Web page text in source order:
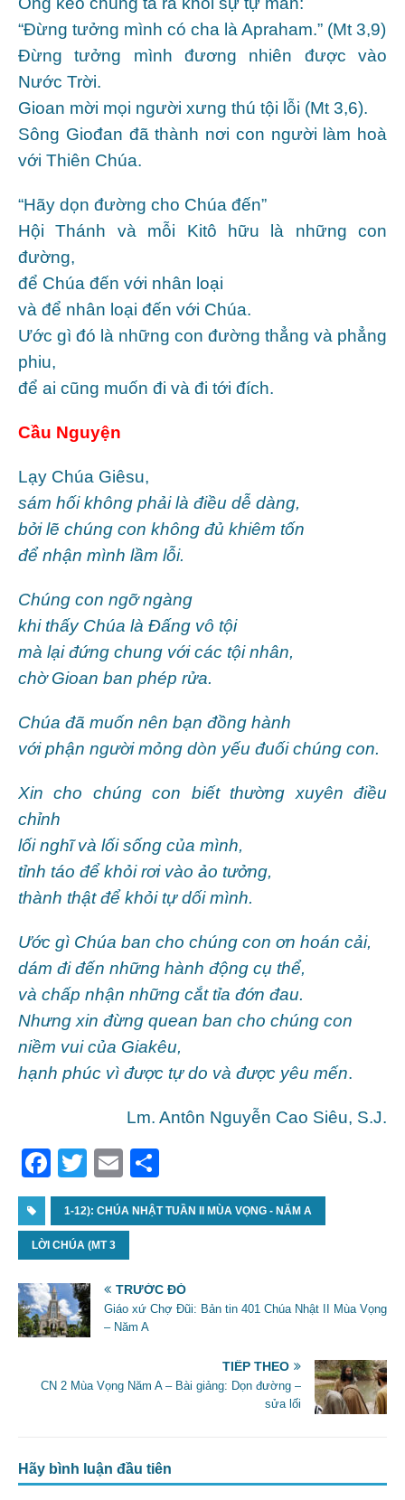
“Ðừng tưởng mình có cha là Apraham.” (Mt 3,9)
Ðừng tưởng mình đương nhiên được vào
Nước Trời.
Gioan mời mọi người xưng thú tội lỗi (Mt 3,6).
Sông Giođan đã thành nơi con người làm hoà
với Thiên Chúa.
“Hãy dọn đường cho Chúa đến”
Hội Thánh và mỗi Kitô hữu là những con
đường,
để Chúa đến với nhân loại
và để nhân loại đến với Chúa.
Ước gì đó là những con đường thẳng và phẳng
phiu,
để ai cũng muốn đi và đi tới đích.
Cầu Nguyện
Lạy Chúa Giêsu,
sám hối không phải là điều dễ dàng,
bởi lẽ chúng con không đủ khiêm tốn
để nhận mình lầm lỗi.
Chúng con ngỡ ngàng
khi thấy Chúa là Ðấng vô tội
mà lại đứng chung với các tội nhân,
chờ Gioan ban phép rửa.
Chúa đã muốn nên bạn đồng hành
với phận người mỏng dòn yếu đuối chúng con.
Xin cho chúng con biết thường xuyên điều
chỉnh
lối nghĩ và lối sống của mình,
tỉnh táo để khỏi rơi vào ảo tưởng,
thành thật để khỏi tự dối mình.
Ước gì Chúa ban cho chúng con ơn hoán cải,
dám đi đến những hành động cụ thể,
và chấp nhận những cắt tỉa đớn đau.
Nhưng xin đừng quean ban cho chúng con
niềm vui của Giakêu,
hạnh phúc vì được tự do và được yêu mến.
Lm. Antôn Nguyễn Cao Siêu, S.J.
F
a
c
e
b
o
o
T
w
itt
er
E
m
ai
h
ar
1-12): CHÚA NHẬT TUẦN II MÙA VỌNG - NĂM A
LỜI CHÚA (MT 3
TRƯỚC ĐÓ
Giáo xứ Chợ Đũi: Bản tin 401 Chúa Nhật II Mùa Vọng
– Năm A
TIẾP THEO
CN 2 Mùa Vọng Năm A – Bài giảng: Dọn đường –
sửa lối
Hãy bình luận đầu tiên